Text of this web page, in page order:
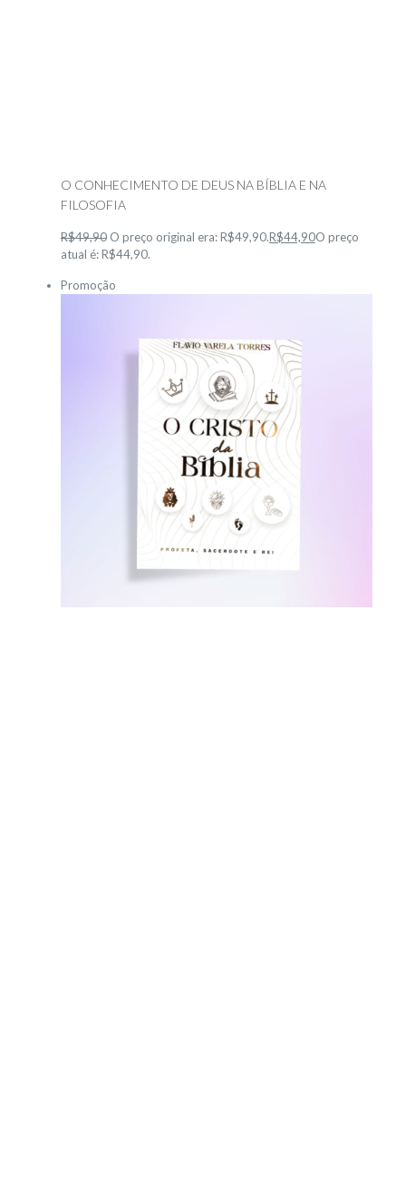
O CONHECIMENTO DE DEUS NA BÍBLIA E NA
FILOSOFIA
R$49,90O preço original era: R$49,90.R$44,90O preço
atual é: R$44,90.
Promoção